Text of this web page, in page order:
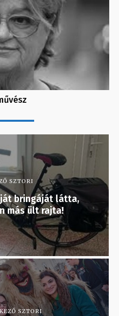
SZTORI
bringáját látta,
más ült rajta!
SZTORI